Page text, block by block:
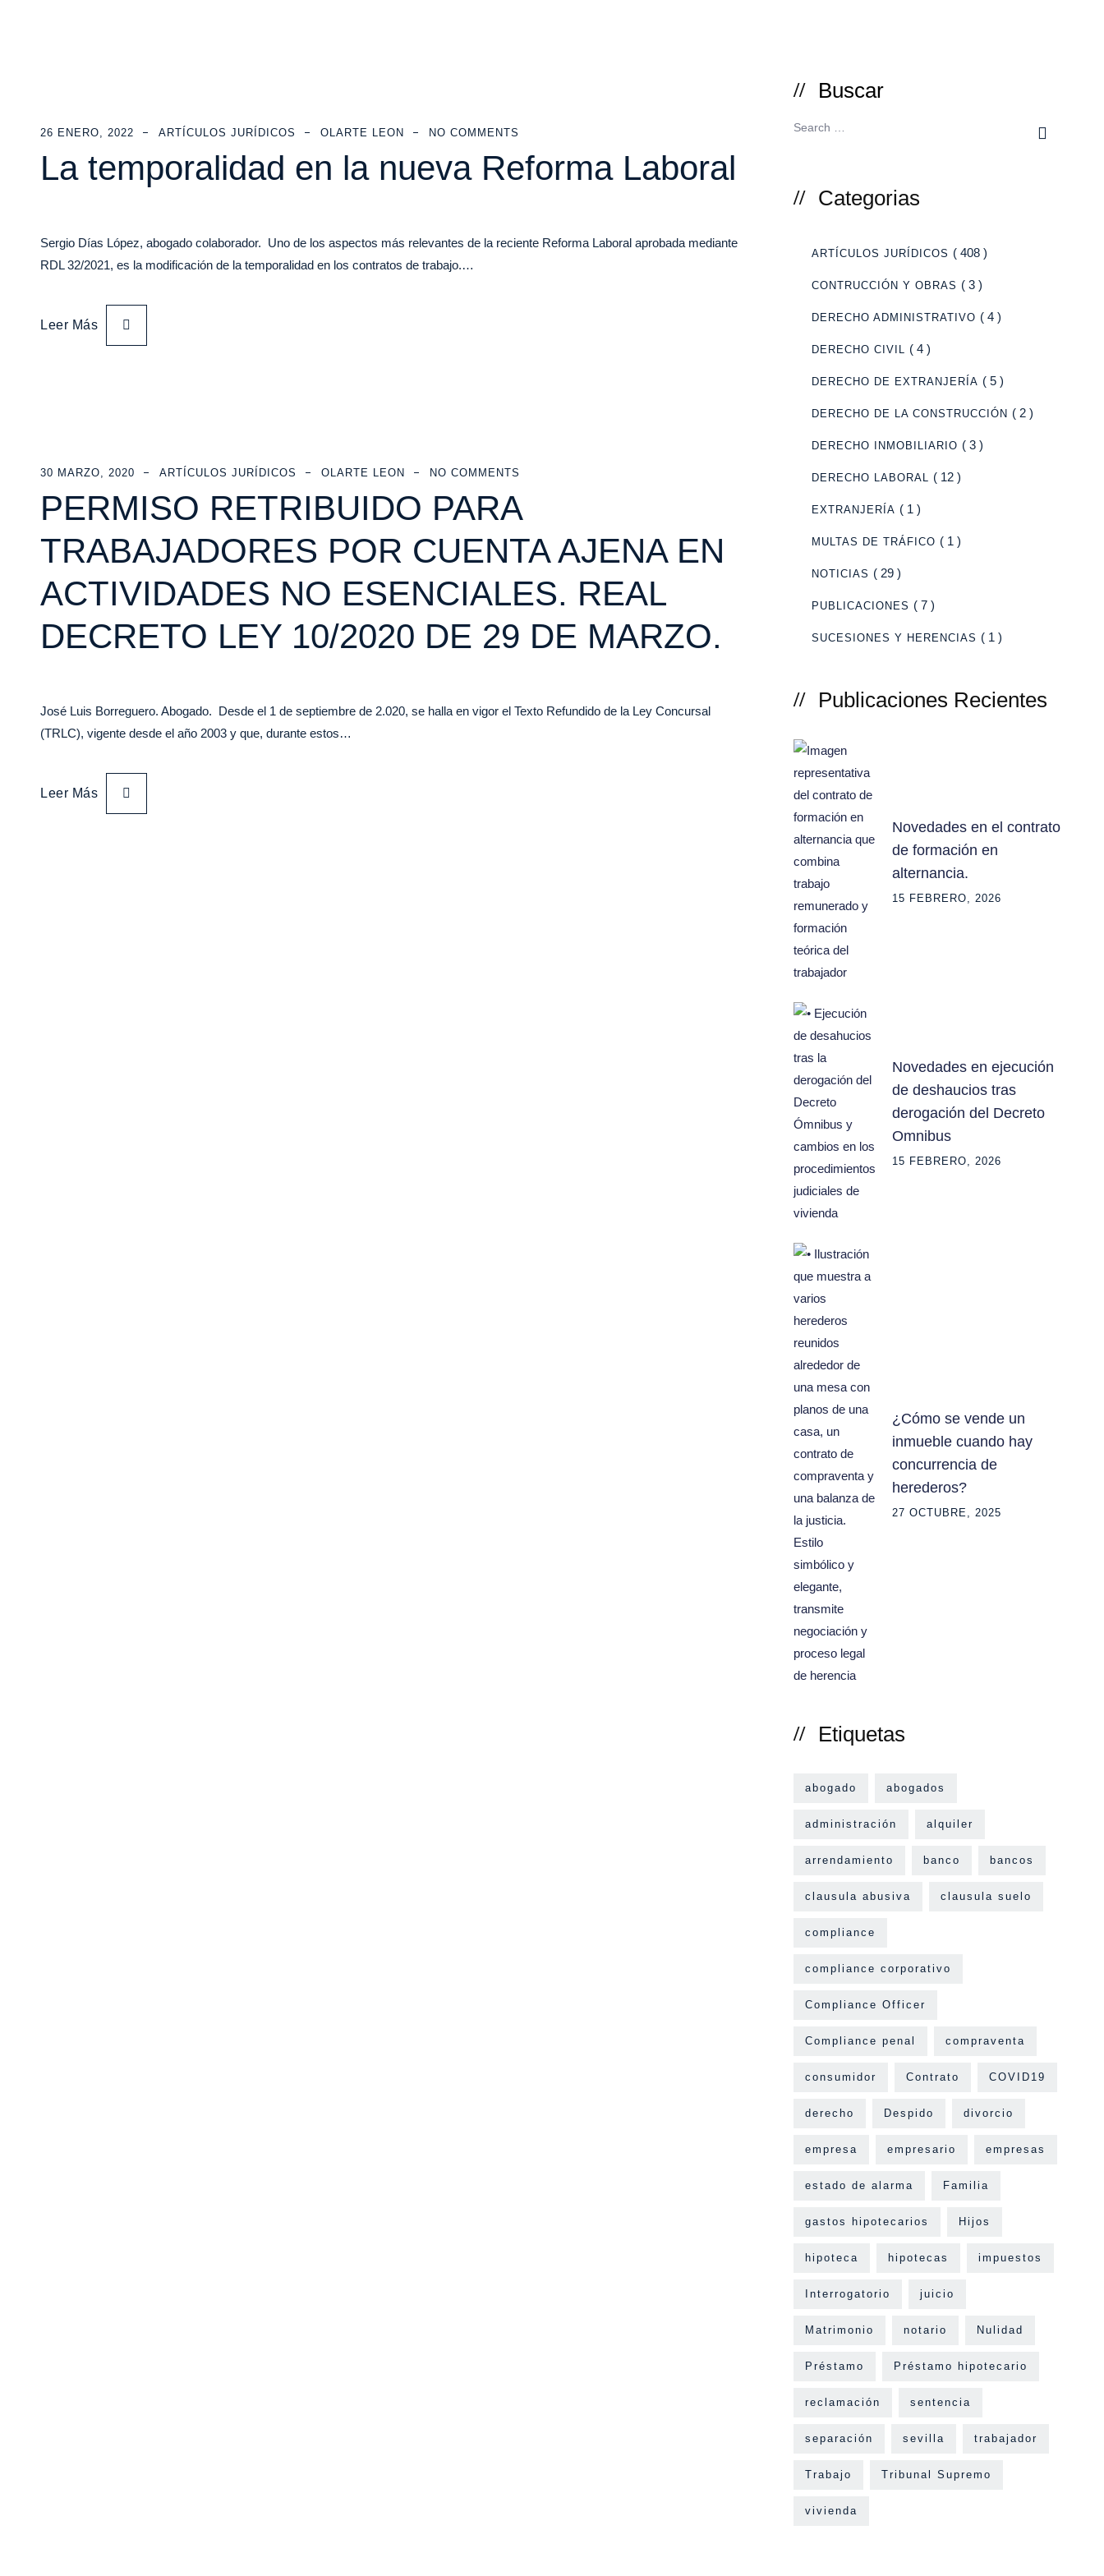
26 ENERO, 2022 ARTÍCULOS JURÍDICOS OLARTE LEON NO COMMENTS
La temporalidad en la nueva Reforma Laboral
Sergio Días López, abogado colaborador. Uno de los aspectos más relevantes de la reciente Reforma Laboral aprobada mediante
RDL 32/2021, es la modificación de la temporalidad en los contratos de trabajo.…
Leer Más
30 MARZO, 2020 ARTÍCULOS JURÍDICOS OLARTE LEON NO COMMENTS
PERMISO RETRIBUIDO PARA
TRABAJADORES POR CUENTA AJENA EN
ACTIVIDADES NO ESENCIALES. REAL
DECRETO LEY 10/2020 DE 29 DE MARZO.
José Luis Borreguero. Abogado. Desde el 1 de septiembre de 2.020, se halla en vigor el Texto Refundido de la Ley Concursal
(TRLC), vigente desde el año 2003 y que, durante estos…
Leer Más
Buscar
Categorias
ARTÍCULOS JURÍDICOS ( 408 )
CONTRUCCIÓN Y OBRAS ( 3 )
DERECHO ADMINISTRATIVO ( 4 )
DERECHO CIVIL ( 4 )
DERECHO DE EXTRANJERÍA ( 5 )
DERECHO DE LA CONSTRUCCIÓN ( 2 )
DERECHO INMOBILIARIO ( 3 )
DERECHO LABORAL ( 12 )
EXTRANJERÍA ( 1 )
MULTAS DE TRÁFICO ( 1 )
NOTICIAS ( 29 )
PUBLICACIONES ( 7 )
SUCESIONES Y HERENCIAS ( 1 )
Publicaciones Recientes
Novedades en el contrato
de formación en
alternancia.
15 FEBRERO, 2026
Novedades en ejecución
de deshaucios tras
derogación del Decreto
Omnibus
15 FEBRERO, 2026
¿Cómo se vende un
inmueble cuando hay
concurrencia de
herederos?
27 OCTUBRE, 2025
Etiquetas
abogado abogados
administración alquiler
arrendamiento banco bancos
clausula abusiva clausula suelo
compliance
compliance corporativo
Compliance Officer
Compliance penal compraventa
consumidor Contrato COVID19
derecho Despido divorcio
empresa empresario empresas
estado de alarma Familia
gastos hipotecarios Hijos
hipoteca hipotecas impuestos
Interrogatorio juicio
Matrimonio notario Nulidad
Préstamo Préstamo hipotecario
reclamación sentencia
separación sevilla trabajador
Trabajo Tribunal Supremo
vivienda